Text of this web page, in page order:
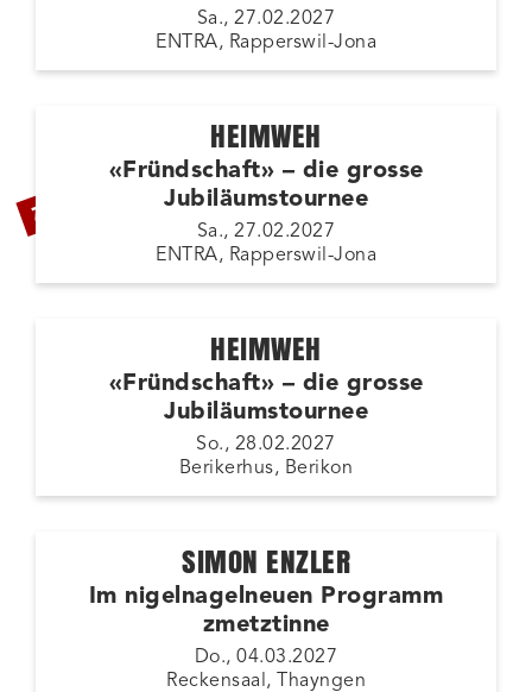
Sa., 27.02.2027
ENTRA, Rapperswil-Jona
ZUSATZSHOW
HEIMWEH
«Fründschaft» – die grosse
Jubiläumstournee
Sa., 27.02.2027
ENTRA, Rapperswil-Jona
HEIMWEH
«Fründschaft» – die grosse
Jubiläumstournee
So., 28.02.2027
Berikerhus, Berikon
SIMON ENZLER
Im nigelnagelneuen Programm
zmetztinne
Do., 04.03.2027
Reckensaal, Thayngen